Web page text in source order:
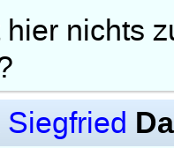
hier nichts
Siegfried